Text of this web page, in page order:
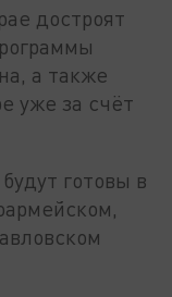
достроят
а также
уже за счёт
готовы в